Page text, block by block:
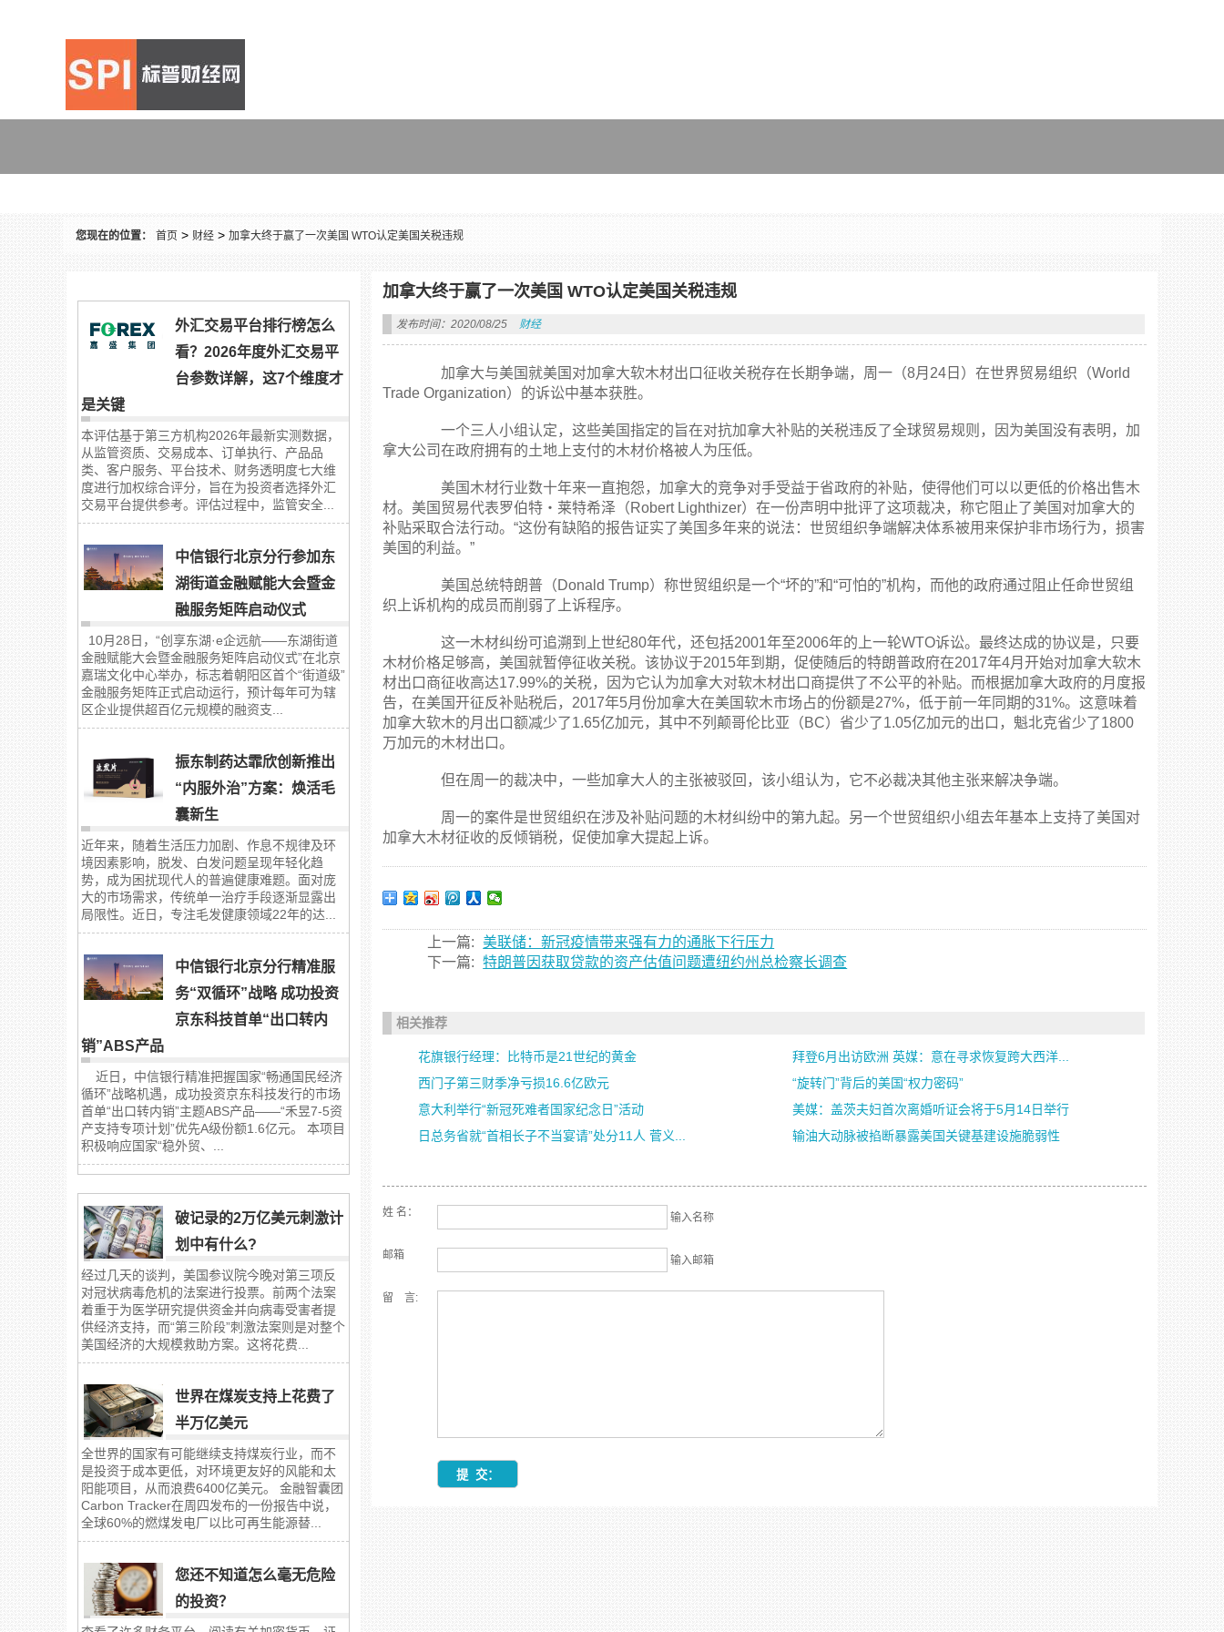
您现在的位置： 首页> 财经> 加拿大终于赢了一次美国 WTO认定美国关税违规
外汇交易平台排行榜怎么
看？2026年度外汇交易平
台参数详解，这7个维度才
是关键
本评估基于第三方机构2026年最新实测数据，
从监管资质、交易成本、订单执行、产品品
类、客户服务、平台技术、财务透明度七大维
度进行加权综合评分，旨在为投资者选择外汇
交易平台提供参考。评估过程中，监管安全...
中信银行北京分行参加东
湖街道金融赋能大会暨金
融服务矩阵启动仪式
10月28日，“创享东湖·e企远航——东湖街道
金融赋能大会暨金融服务矩阵启动仪式”在北京
嘉瑞文化中心举办，标志着朝阳区首个“街道级”
金融服务矩阵正式启动运行，预计每年可为辖
区企业提供超百亿元规模的融资支...
振东制药达霏欣创新推出
“内服外治”方案：焕活毛
囊新生
近年来，随着生活压力加剧、作息不规律及环
境因素影响，脱发、白发问题呈现年轻化趋
势，成为困扰现代人的普遍健康难题。面对庞
大的市场需求，传统单一治疗手段逐渐显露出
局限性。近日，专注毛发健康领域22年的达...
中信银行北京分行精准服
务“双循环”战略 成功投资
京东科技首单“出口转内
销”ABS产品
近日，中信银行精准把握国家“畅通国民经济
循环”战略机遇，成功投资京东科技发行的市场
首单“出口转内销”主题ABS产品——“禾昱7-5资
产支持专项计划”优先A级份额1.6亿元。 本项目
积极响应国家“稳外贸、...
破记录的2万亿美元刺激计
划中有什么?
经过几天的谈判，美国参议院今晚对第三项反
对冠状病毒危机的法案进行投票。前两个法案
着重于为医学研究提供资金并向病毒受害者提
供经济支持，而“第三阶段”刺激法案则是对整个
美国经济的大规模救助方案。这将花费...
世界在煤炭支持上花费了
半万亿美元
全世界的国家有可能继续支持煤炭行业，而不
是投资于成本更低，对环境更友好的风能和太
阳能项目，从而浪费6400亿美元。 金融智囊团
Carbon Tracker在周四发布的一份报告中说，
全球60%的燃煤发电厂以比可再生能源替...
您还不知道怎么毫无危险
的投资？
加拿大终于赢了一次美国 WTO认定美国关税违规
发布时间：2020/08/25 财经
加拿大与美国就美国对加拿大软木材出口征收关税存在长期争端，周一（8月24日）在世界贸易组织（World
Trade Organization）的诉讼中基本获胜。
一个三人小组认定，这些美国指定的旨在对抗加拿大补贴的关税违反了全球贸易规则，因为美国没有表明，加
拿大公司在政府拥有的土地上支付的木材价格被人为压低。
美国木材行业数十年来一直抱怨，加拿大的竞争对手受益于省政府的补贴，使得他们可以以更低的价格出售木
材。美国贸易代表罗伯特・莱特希泽（Robert Lighthizer）在一份声明中批评了这项裁决，称它阻止了美国对加拿大的
补贴采取合法行动。“这份有缺陷的报告证实了美国多年来的说法：世贸组织争端解决体系被用来保护非市场行为，损害
美国的利益。”
美国总统特朗普（Donald Trump）称世贸组织是一个“坏的”和“可怕的”机构，而他的政府通过阻止任命世贸组
织上诉机构的成员而削弱了上诉程序。
这一木材纠纷可追溯到上世纪80年代，还包括2001年至2006年的上一轮WTO诉讼。最终达成的协议是，只要
木材价格足够高，美国就暂停征收关税。该协议于2015年到期，促使随后的特朗普政府在2017年4月开始对加拿大软木
材出口商征收高达17.99%的关税，因为它认为加拿大对软木材出口商提供了不公平的补贴。而根据加拿大政府的月度报
告，在美国开征反补贴税后，2017年5月份加拿大在美国软木市场占的份额是27%，低于前一年同期的31%。这意味着
加拿大软木的月出口额减少了1.65亿加元，其中不列颠哥伦比亚（BC）省少了1.05亿加元的出口，魁北克省少了1800
万加元的木材出口。
但在周一的裁决中，一些加拿大人的主张被驳回，该小组认为，它不必裁决其他主张来解决争端。
周一的案件是世贸组织在涉及补贴问题的木材纠纷中的第九起。另一个世贸组织小组去年基本上支持了美国对
加拿大木材征收的反倾销税，促使加拿大提起上诉。
上一篇:
美联储：新冠疫情带来强有力的通胀下行压力
下一篇:
特朗普因获取贷款的资产估值问题遭纽约州总检察长调查
相关推荐
花旗银行经理：比特币是21世纪的黄金
拜登6月出访欧洲 英媒：意在寻求恢复跨大西洋...
西门子第三财季净亏损16.6亿欧元
“旋转门”背后的美国“权力密码”
意大利举行“新冠死难者国家纪念日”活动
美媒：盖茨夫妇首次离婚听证会将于5月14日举行
日总务省就“首相长子不当宴请”处分11人 菅义...
输油大动脉被掐断暴露美国关键基建设施脆弱性
姓 名： 输入名称
邮箱 输入邮箱
留 言: